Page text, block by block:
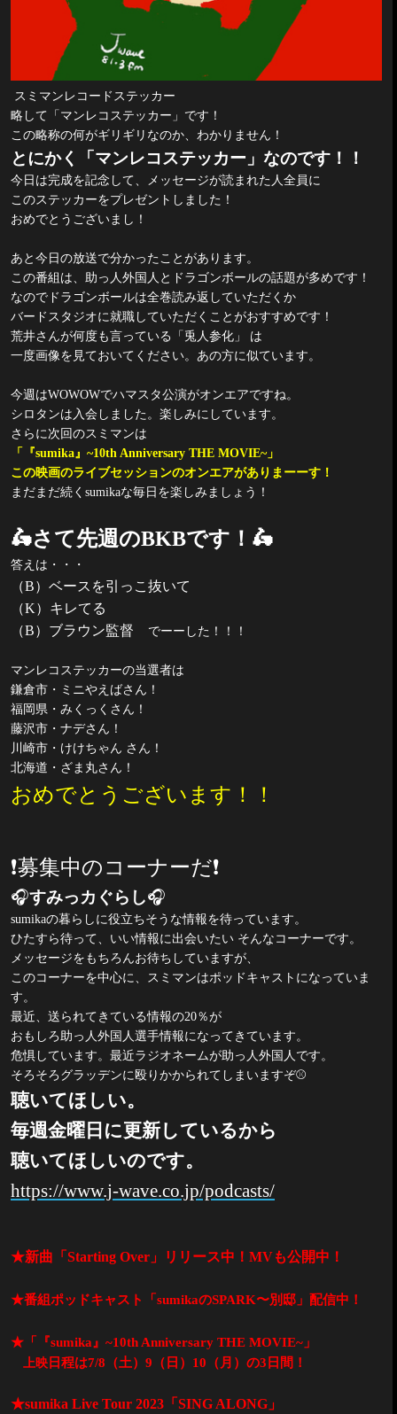
スミマンレコードステッカー
略して「マンレコステッカー」です！
この略称の何がギリギリなのか、わかりません！
とにかく「マンレコステッカー」なのです！！
今日は完成を記念して、メッセージが読まれた人全員に
このステッカーをプレゼントしました！
おめでとうございまし！
あと今日の放送で分かったことがあります。
この番組は、助っ人外国人とドラゴンボールの話題が多めです！
なのでドラゴンボールは全巻読み返していただくか
バードスタジオに就職していただくことがおすすめです！
荒井さんが何度も言っている「兎人参化」
は
一度画像を見ておいてください。あの方に似ています。
今週はWOWOWでハマスタ公演がオンエアですね。
シロタンは入会しました。楽しみにしています。
さらに次回のスミマンは
「『sumika』 ~10th Anniversary THE MOVIE~ 」
この映画のライブセッションのオンエアがありまーーす！
まだまだ続く sumikaな毎日を楽しみましょう！
🛵さて先週のBKBです！ 🛵
答えは・・・
（B）ベースを引っこ抜いて
（K）キレてる
（B）ブラウン監督 でーーした！！！
マンレコステッカーの当選者は
鎌倉市・ミニやえばさん！
福岡県・みくっくさん！
藤沢市・ナデさん！
川崎市・けけちゃん さん！
北海道・ざま丸さん！
おめでとうございます！！
❗️募集中のコーナーだ❗️
🎧すみっカぐらし🎧
sumikaの暮らしに役立ちそうな情報を待っています。
ひたすら待って、いい情報に出会いたい そんなコーナーです。
メッセージをもちろんお待ちしていますが、
このコーナーを中心に、スミマンはポッドキャストになっていま
す。
最近、送られてきている情報の20％が
おもしろ助っ人外国人選手情報になってきています。
危惧しています。最近ラジオネームが助っ人外国人です。
そろそろグラッデンに殴りかかられてしまいますぞ⚾️
聴いてほしい。
毎週金曜日に更新しているから
聴いてほしいのです。
https://www.j-wave.co.jp/podcasts/
★新曲「 Starting Over 」リリース中！ MVも公開中！
★番組ポッドキャスト「 sumikaのSPARK〜別邸」配信中！
★「『sumika』 ~10th Anniversary THE MOVIE~ 」
上映 日程は7/8 （土） 9 （日） 10 （月）の3 日間！
★sumika Live Tour 2023 「 SING ALONG 」